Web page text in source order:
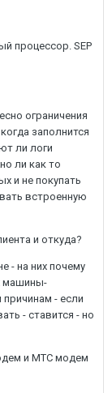
процессор. SEP
ограничения
заполнится
ли логи
ли как то
и не покупать
встроенную
и откуда?
- на них почему
машины-
- если
- ставится - но
и МТС модем